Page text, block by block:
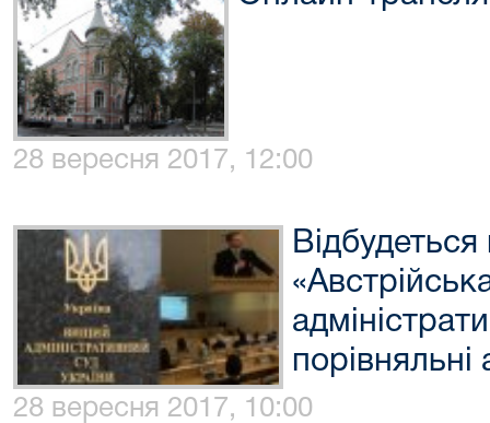
28 вересня 2017, 12:00
порівняльні
28 вересня 2017, 10:00